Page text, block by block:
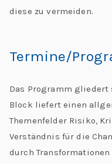
diese zu vermeiden.
Termine/
Das Programm gliedert
Block liefert einen
Themenfelder Risiko,
Verständnis für die
durch